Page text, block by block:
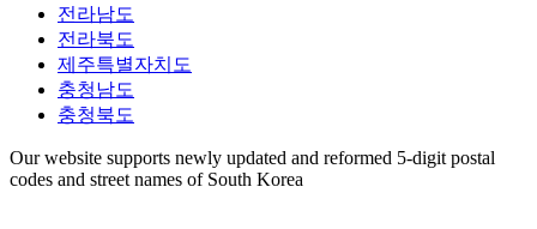
전라남도
전라북도
제주특별자치도
충청남도
충청북도
Our website supports newly updated and reformed 5-digit postal
codes and street names of South Korea